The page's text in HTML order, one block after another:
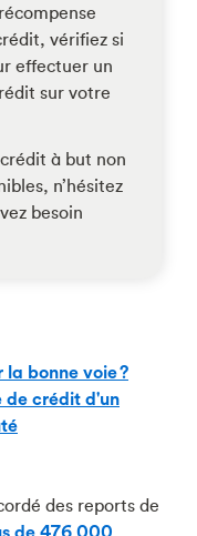
vérifiez si
effectuer un
sur votre
à but non
n’hésitez
besoin
bonne voie ?
de crédit d'un
des reports de
de 476 000